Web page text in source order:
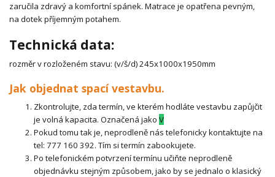
zaručila zdravý a komfortní spánek. Matrace je opatřena pevným,
na dotek příjemným potahem.
Technická data:
rozměr v rozloženém stavu: (v/š/d) 245x1000x1950mm
Jak objednat spací vestavbu.
Zkontrolujte, zda termín, ve kterém hodláte vestavbu zapůjčit
je volná kapacita. Označená jako V
Pokud tomu tak je, neprodleně nás telefonicky kontaktujte na
tel: 777 160 392. Tím si termín zabookujete.
Po telefonickém potvrzení termínu učiňte neprodleně
objednávku stejným způsobem, jako by se jednalo o klasický